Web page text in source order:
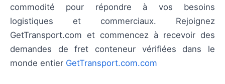
commodité pour répondre à vos besoins
logistiques et commerciaux. Rejoignez
GetTransport.com et commencez à recevoir des
demandes de fret conteneur vérifiées dans le
monde entier GetTransport.com.com